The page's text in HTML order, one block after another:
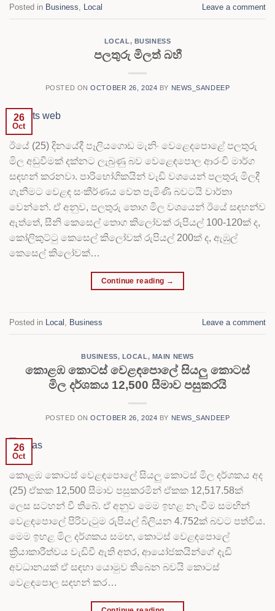
Posted in Business, Local Leave a comment
LOCAL, BUSINESS
පලතුරු මිලත් බහී
POSTED ONOCTOBER 26, 2024 BY NEWS_SANDEEP
26
Oct
ඊයේ (25) දිනයේදී පෑලියගොඩ මැනිං වෙළෙදපොළේ පලතුරු
මිල අඩුවීමක් දක්නට ලැබුණු බව වෙළෙඳපොල ආරංචි මාර්ග
සඳහන් කරනවා. පාරිභෝගිකයින් වැඩි වශයෙන් පලතුරු මිලදී
ගැනීමට වෙළඳ සංකීර්ණය වෙත පැමිණි බවටයි වාර්තා
වෙන්නේ. ඒ අනුව, පලතුරු තොග මිල වශයෙන් ඊයේ සඳහන්ව
ඇත්තේ, සීනි කෙසෙල් තොග කිලෝවක් රුපියල් 100-120ක් ද,
කෝලිකුට්ටු කෙසෙල් කිලෝවක් රුපියල් 200ක් ද, ඇඹුල්
කෙසෙල් කිලෝවක්…
Continue reading →
Posted in Local Business Leave a comment
BUSINESS, LOCAL, MAIN NEWS
කොළඹ කොටස් වෙළඳපොලේ සියලු කොටස්
මිල දර්ශකය 12,500 සීමාව පසුකරයි
POSTED ONOCTOBER 26, 2024 BY NEWS_SANDEEP
26
Oct
කොළඹ කොටස් වෙළඳපොලේ සියලු කොටස් මිල දර්ශකය අද
(25) ඒකක 12,500 සීමාව පසුකරමින් ඒකක 12,517.58ක්
ලෙස සටහන් වී තිබේ. ඒ අනුව මෙම ඉහළ නැංවීම සමඟින්
වෙළඳපොලේ පිරිවැටුම රුපියල් බිලියන 4.752ක් බවට පත්විය.
මෙම ඉහළ මිල දර්ශකය සමඟ, කොටස් වෙළඳපොලේ
ක්‍රියාකාරීත්වය වැඩිවී ඇති අතර, ආයෝජකයින්ගේ දැඩි
අවධානයක් ඒ සඳහා යොමුව තිබෙන බවයි කොටස්
වෙළඳපොල සඳහන් කර…